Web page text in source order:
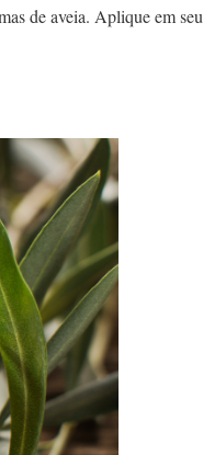
de aveia. Aplique em seu